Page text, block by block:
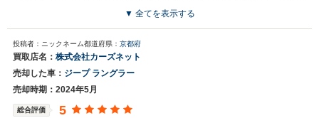
価が分かれるんだなぁ、と正直なところ驚いています。今日引き取りだった
買取店からの返信
この度は大切なお車をご売却いただきましてありがとうございます。
数ある買取店の中から、弊社にご売却いただき大変うれしく思いま
す！またのご機会がございましたら、何卒よろしくお願い申し上げま
す。 株式会社カーズネット
▼ 全てを表示する
投稿者：ニックネーム都道府県： 京都府
買取店名： 株式会社カーズネット
売却した車： ジープ ラングラー
売却時期：2024年5月
総合評価 5